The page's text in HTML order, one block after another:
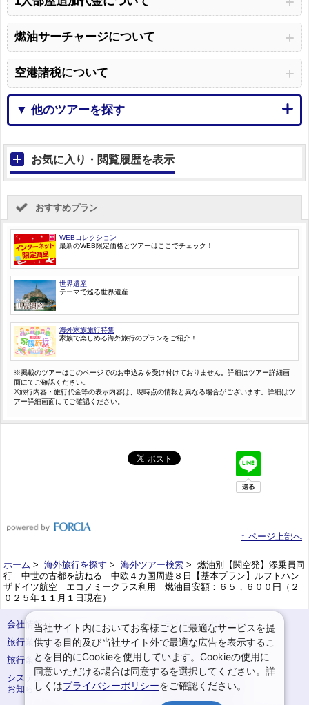
燃油サーチャージについて
空港諸税について
▼ 他のツアーを探す
お気に入り・閲覧履歴を表示
おすすめプラン
WEBコレクション
最新のWEB限定価格とツアーはここでチェック！
世界遺産
テーマで巡る世界遺産
海外家族旅行特集
家族で楽しめる海外旅行のプランをご紹介！
※掲載のツアーはこのページでのお申込みを受け付けておりません。詳細はツアー詳細画
面にてご確認ください。
※旅行内容・旅行代金等の表示内容は、現時点の情報と異なる場合がございます。詳細はツ
アー詳細画面にてご確認ください。
↑ ページ上部へ
ホーム > 海外旅行を探す > 海外ツアー検索 > 燃油別【関空発】添乗員同
行 中世の古都を訪ねる 中欧４カ国周遊８日【基本プラン】ルフトハン
ザドイツ航空 エコノミークラス利用 燃油目安額：６５，６００円（２
０２５年１１月１日現在）
会社情報
プライバシーポリシー
旅行業登録票・約款
規約集
旅行条件書
サイトマップ
システムメンテナンスの
お知らせ
お申込みまでの手順
当社サイト内においてお客様ごとに最適なサービスを提
供する目的及び当社サイト外で最適な広告を表示するこ
とを目的にCookieを使用しています。Cookieの使用に
同意いただける場合は同意するを選択してください。詳
しくはプライバシーポリシーをご確認ください。